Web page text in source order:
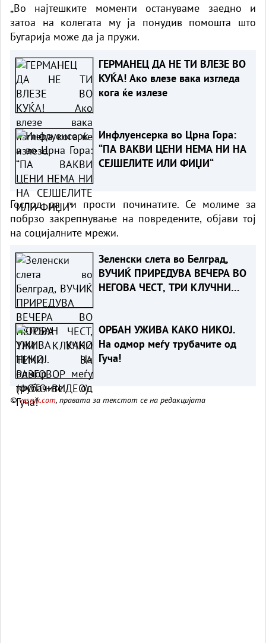
„Во најтешките моменти остануваме заедно и
затоа на колегата му ја понудив помошта што
Бугарија може да ја пружи.
ГЕРМАНЕЦ ДА НЕ ТИ ВЛЕЗЕ ВО
КУЌА! Ако влезе вака изгледа
кога ќе излезе
Инфлуенсерка во Црна Гора:
“ПА ВАКВИ ЦЕНИ НЕМА НИ НА
СЕЈШЕЛИТЕ ИЛИ ФИЏИ“
Господ да ги прости починатите. Се молиме за
побрзо закрепнување на повредените, објави тој
на социјалните мрежи.
Зеленски слета во Белград,
ВУЧИЌ ПРИРЕДУВА ВЕЧЕРА ВО
НЕГОВА ЧЕСТ, ТРИ КЛУЧНИ
ОРБАН УЖИВА КАКО НИКОЈ.
На одмор меѓу трубачите од
Гуча!
©vesnik.com, правата за текстот се на редакцијата